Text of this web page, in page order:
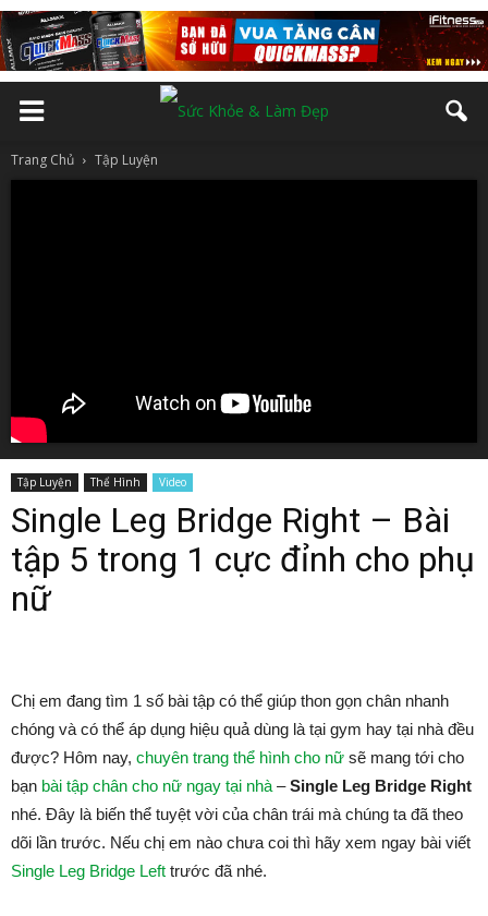
Trang Chủ Tập Luyện
Tập Luyện Thể Hình Video
Single Leg Bridge Right – Bài
tập 5 trong 1 cực đỉnh cho phụ
nữ
Chị em đang tìm 1 số bài tập có thể giúp thon gọn chân nhanh
chóng và có thể áp dụng hiệu quả dùng là tại gym hay tại nhà đều
được? Hôm nay, chuyên trang thể hình cho nữ sẽ mang tới cho
bạn bài tập chân cho nữ ngay tại nhà –Single Leg Bridge Right
nhé. Đây là biến thể tuyệt vời của chân trái mà chúng ta đã theo
dõi lần trước. Nếu chị em nào chưa coi thì hãy xem ngay bài viết
Single Leg Bridge Left trước đã nhé.